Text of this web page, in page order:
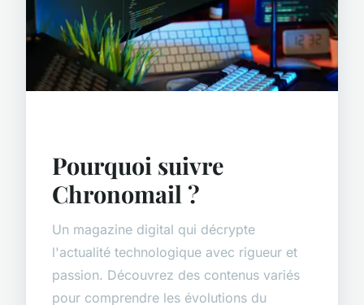
Pourquoi suivre
Chronomail ?
Un magazine digital qui décrypte
l'actualité technologique avec rigueur et
passion. Découvrez des contenus variés
pour comprendre les évolutions du